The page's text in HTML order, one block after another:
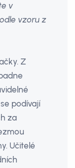
v
vzoru z
Z
podívají
za
Učitelé